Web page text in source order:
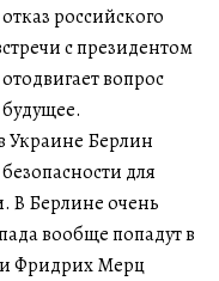
российского
с президентом
вопрос
Украине Берлин
для
В Берлине очень
вообще попадут в
Фридрих Мерц